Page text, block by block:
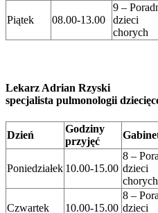
Piątek 08.00-13.00
9 –
dzieci
chorych
Lekarz Adrian Rzyski
specjalista pulmonologii
Dzień
Godziny
przyjęć
Poniedziałek 10.00-15.00
8 –
dzieci
chorych
Czwartek 10.00-15.00
8 –
dzieci